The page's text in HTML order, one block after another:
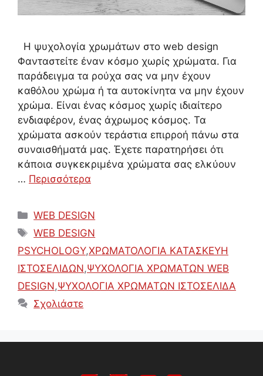
Η ψυχολογία χρωμάτων στο web design
Φανταστείτε έναν κόσμο χωρίς χρώματα. Για
παράδειγμα τα ρούχα σας να μην έχουν
καθόλου χρώμα ή τα αυτοκίνητα να μην έχουν
χρώμα. Είναι ένας κόσμος χωρίς ιδιαίτερο
ενδιαφέρον, ένας άχρωμος κόσμος. Τα
χρώματα ασκούν τεράστια επιρροή πάνω στα
συναισθήματά μας. Έχετε παρατηρήσει ότι
κάποια συγκεκριμένα χρώματα σας ελκύουν
… Περισσότερα
Κατηγορίες
WEB DESIGN
Ετικέτες
WEB DESIGN
PSYCHOLOGY,ΧΡΩΜΑΤΟΛΟΓΙΑ ΚΑΤΑΣΚΕΥΗ
ΙΣΤΟΣΕΛΙΔΩΝ,ΨΥΧΟΛΟΓΙΑ ΧΡΩΜΑΤΩΝ WEB
DESIGN,ΨΥΧΟΛΟΓΙΑ ΧΡΩΜΑΤΩΝ ΙΣΤΟΣΕΛΙΔΑ
Σχολιάστε